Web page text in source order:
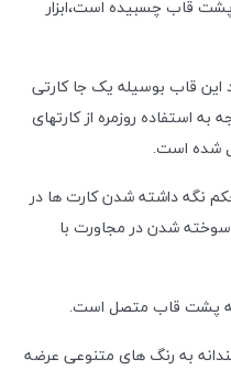
قاب چسبیده است،ابزار
این قاب بوسیله یک جا کارتی
به استفاده روزمره از کارتهای
شده است.
نگه داشته شدن کارت ها در
شدن در مجاورت با
پشت قاب متصل است.
به رنگ های متنوعی عرضه